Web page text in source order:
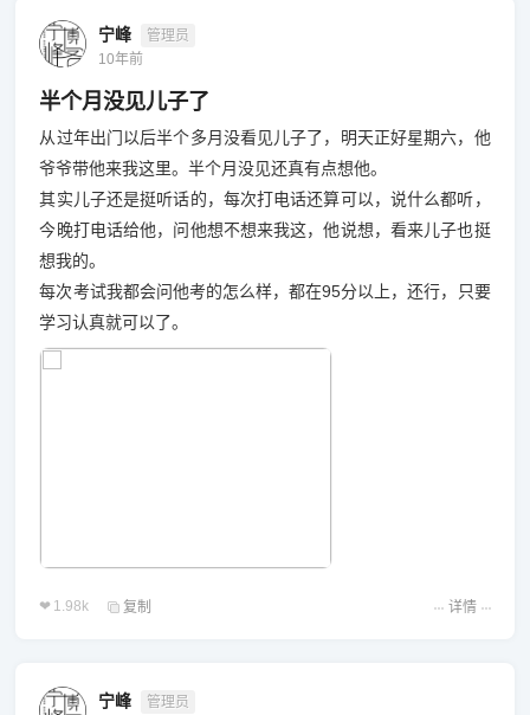
宁峰
管理员
10年前
半个月没见儿子了
从过年出门以后半个多月没看见儿子了，明天正好星期六，他
爷爷带他来我这里。半个月没见还真有点想他。
其实儿子还是挺听话的，每次打电话还算可以，说什么都听，
今晚打电话给他，问他想不想来我这，他说想，看来儿子也挺
想我的。
每次考试我都会问他考的怎么样，都在95分以上，还行，只要
学习认真就可以了。
1.98k 复制 详情
宁峰
管理员